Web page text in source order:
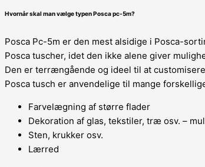
Hvornår skal man vælge typen Posca pc-5m?
Posca Pc-5m er den mest alsidige i Posca-
Posca tuscher, idet den ikke alene giver
Den er terrængående og ideel til at
Posca tusch er anvendelige til mange
Farvelægning af større flader
Dekoration af glas, tekstiler, træ osv. –
Sten, krukker osv.
Lærred